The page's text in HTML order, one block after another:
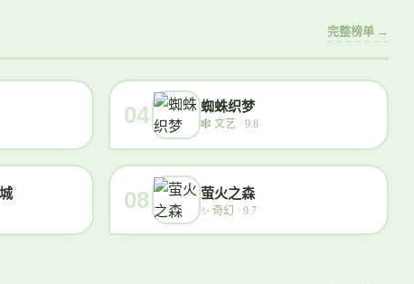
完整榜单 →
04 蜘蛛织梦
🕸️ 文艺 · 9.8
08 萤火之森
✨ 奇幻 · 9.7